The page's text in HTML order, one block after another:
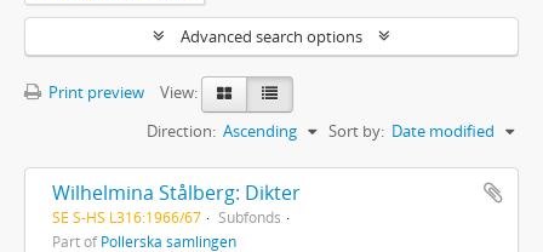
Advanced search options
Print preview
View:
Sort by: Date modified
Direction: Ascending
Wilhelmina Stålberg: Dikter
SE S-HS L316:1966/67
Subfonds
Part ofPollerska samlingen